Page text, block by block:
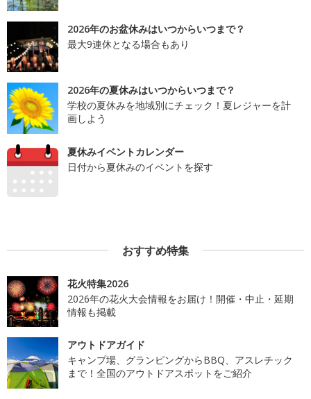
2026年のお盆休みはいつからいつまで？
最大9連休となる場合もあり
2026年の夏休みはいつからいつまで？
学校の夏休みを地域別にチェック！夏レジャーを計
画しよう
夏休みイベントカレンダー
日付から夏休みのイベントを探す
おすすめ特集
花火特集2026
2026年の花火大会情報をお届け！開催・中止・延期
情報も掲載
アウトドアガイド
キャンプ場、グランピングからBBQ、アスレチック
まで！全国のアウトドアスポットをご紹介